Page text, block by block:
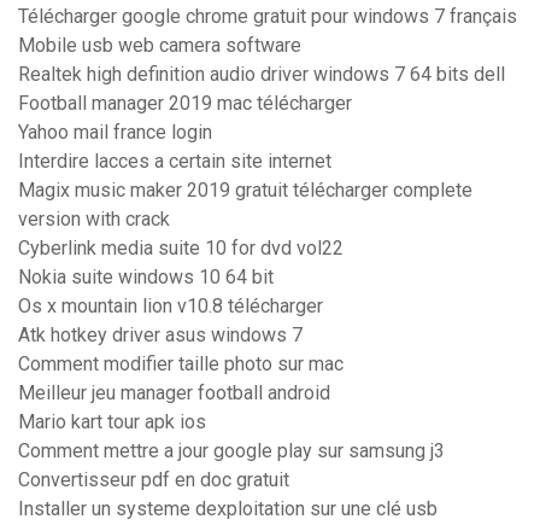
Télécharger google chrome gratuit pour windows 7 français
Mobile usb web camera software
Realtek high definition audio driver windows 7 64 bits dell
Football manager 2019 mac télécharger
Yahoo mail france login
Interdire lacces a certain site internet
Magix music maker 2019 gratuit télécharger complete
version with crack
Cyberlink media suite 10 for dvd vol22
Nokia suite windows 10 64 bit
Os x mountain lion v10.8 télécharger
Atk hotkey driver asus windows 7
Comment modifier taille photo sur mac
Meilleur jeu manager football android
Mario kart tour apk ios
Comment mettre a jour google play sur samsung j3
Convertisseur pdf en doc gratuit
Installer un systeme dexploitation sur une clé usb